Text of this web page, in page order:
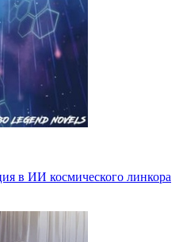
в ИИ космического линкора